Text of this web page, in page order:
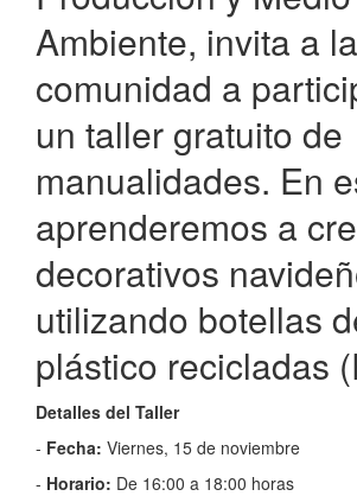
Ambiente, invita a la
comunidad a
un taller gratuito de
manualidades. En
aprenderemos a
decorativos
utilizando botellas
plástico recicladas
Detalles del Taller
- Fecha: Viernes, 15 de noviembre
- Horario: De 16:00 a 18:00 horas